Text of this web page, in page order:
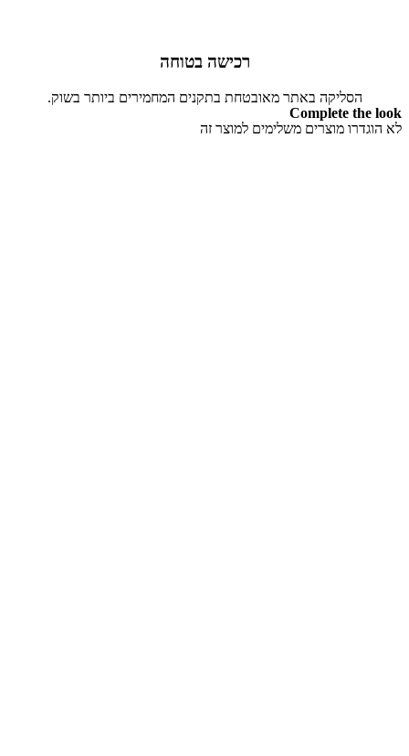
רכישה בטוחה
הסליקה באתר מאובטחת בתקנים המחמירים ביותר בשוק.
Complete the look
לא הוגדרו מוצרים משלימים למוצר זה